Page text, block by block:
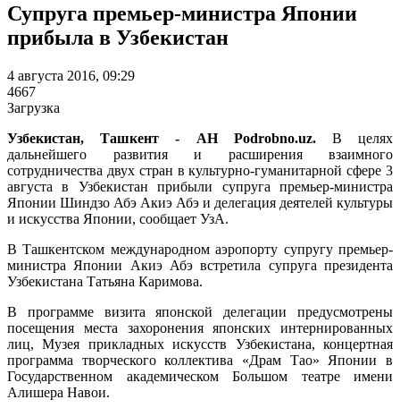
Супруга премьер-министра Японии
прибыла в Узбекистан
4 августа 2016, 09:29
4667
Загрузка
Узбекистан, Ташкент - АН Podrobno.uz.В целях
дальнейшего развития и расширения взаимного
сотрудничества двух стран в культурно-гуманитарной сфере 3
августа в Узбекистан прибыли супруга премьер-министра
Японии Шиндзо Абэ Акиэ Абэ и делегация деятелей культуры
и искусства Японии, сообщает УзА.
В Ташкентском международном аэропорту супругу премьер-
министра Японии Акиэ Абэ встретила супруга президента
Узбекистана Татьяна Каримова.
В программе визита японской делегации предусмотрены
посещения места захоронения японских интернированных
лиц, Музея прикладных искусств Узбекистана, концертная
программа творческого коллектива «Драм Тао» Японии в
Государственном академическом Большом театре имени
Алишера Навои.